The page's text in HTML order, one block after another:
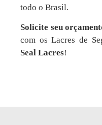
todo o Brasil.
Solicite seu
com os Lacres de
Seal Lacres!